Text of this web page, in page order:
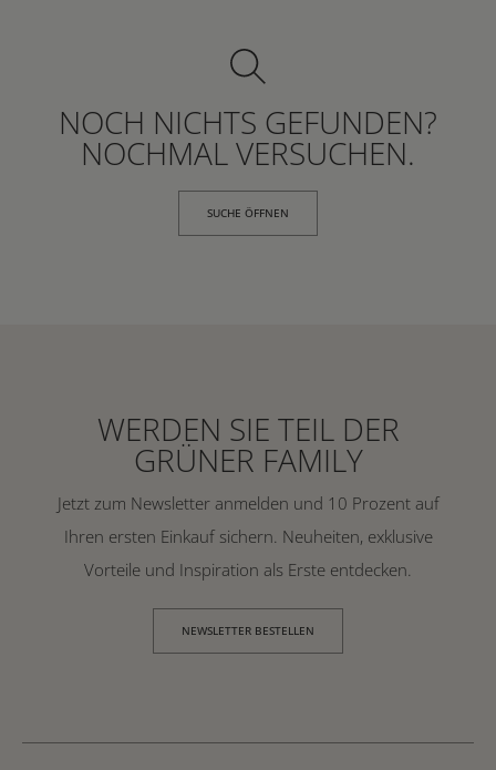
NOCH NICHTS GEFUNDEN?
NOCHMAL VERSUCHEN.
SUCHE ÖFFNEN
WERDEN SIE TEIL DER
GRÜNER FAMILY
Jetzt zum Newsletter anmelden und 10 Prozent auf
Ihren ersten Einkauf sichern. Neuheiten, exklusive
Vorteile und Inspiration als Erste entdecken.
NEWSLETTER BESTELLEN